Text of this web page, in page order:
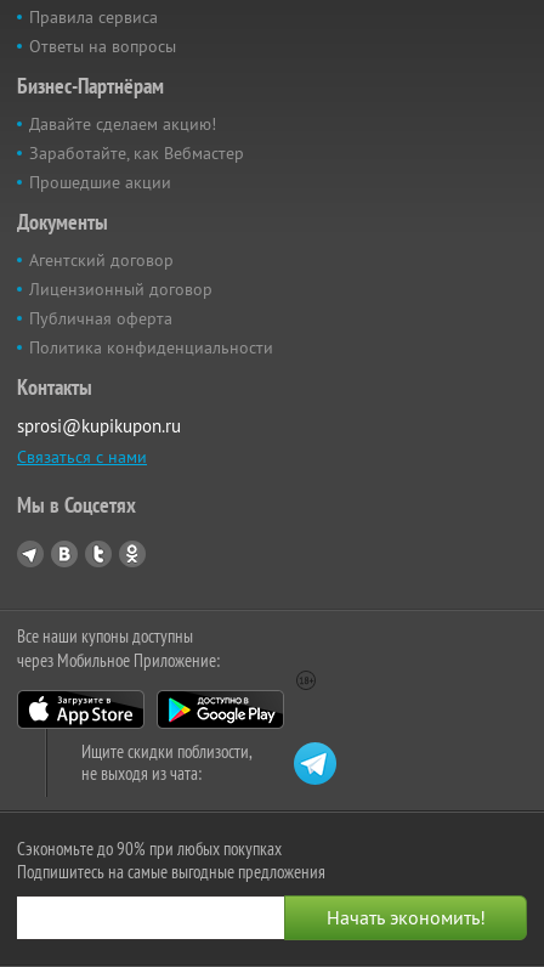
Правила сервиса
Ответы на вопросы
Бизнес-Партнёрам
Давайте сделаем акцию!
Заработайте, как Вебмастер
Прошедшие акции
Документы
Агентский договор
Лицензионный договор
Публичная оферта
Политика конфиденциальности
Контакты
sprosi@kupikupon.ru
Связаться с нами
Мы в Соцсетях
Все наши купоны доступны
через Мобильное Приложение:
Ищите скидки поблизости,
не выходя из чата:
Сэкономьте до 90% при любых покупках
Подпишитесь на самые выгодные предложения